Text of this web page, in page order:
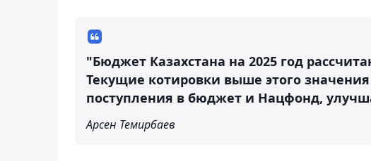
"Бюджет Казахстана на 2025 год
Текущие котировки выше этого
поступления в бюджет и Нацфонд,
Арсен Темирбаев